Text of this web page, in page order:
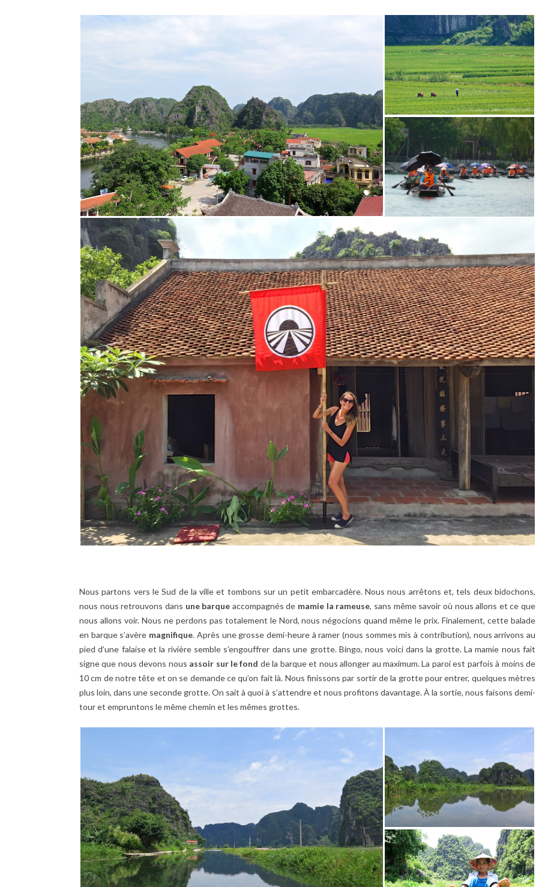
Nous partons vers le Sud de la ville et tombons sur un petit embarcadère. Nous nous arrêtons et, tels deux bidochons,
nous nous retrouvons dans une barque accompagnés de mamie la rameuse, sans même savoir où nous allons et ce que
nous allons voir. Nous ne perdons pas totalement le Nord, nous négocions quand même le prix. Finalement, cette balade
en barque s’avère magnifique. Après une grosse demi-heure à ramer (nous sommes mis à contribution), nous arrivons au
pied d’une falaise et la rivière semble s’engouffrer dans une grotte. Bingo, nous voici dans la grotte. La mamie nous fait
signe que nous devons nous assoir sur le fond de la barque et nous allonger au maximum. La paroi est parfois à moins de
10 cm de notre tête et on se demande ce qu’on fait là. Nous finissons par sortir de la grotte pour entrer, quelques mètres
plus loin, dans une seconde grotte. On sait à quoi à s’attendre et nous profitons davantage. À la sortie, nous faisons demi-
tour et empruntons le même chemin et les mêmes grottes.